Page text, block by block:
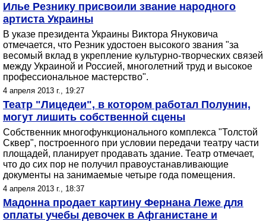
Илье Резнику присвоили звание народного
артиста Украины
В указе президента Украины Виктора Януковича
отмечается, что Резник удостоен высокого звания "за
весомый вклад в укрепление культурно-творческих связей
между Украиной и Россией, многолетний труд и высокое
профессиональное мастерство".
4 апреля 2013 г., 19:27
Театр "Лицедеи", в котором работал Полунин,
могут лишить собственной сцены
Собственник многофункционального комплекса "Толстой
Сквер", построенного при условии передачи театру части
площадей, планирует продавать здание. Театр отмечает,
что до сих пор не получил правоустанавливающие
документы на занимаемые четыре года помещения.
4 апреля 2013 г., 18:37
Мадонна продает картину Фернана Леже для
оплаты учебы девочек в Афганистане и